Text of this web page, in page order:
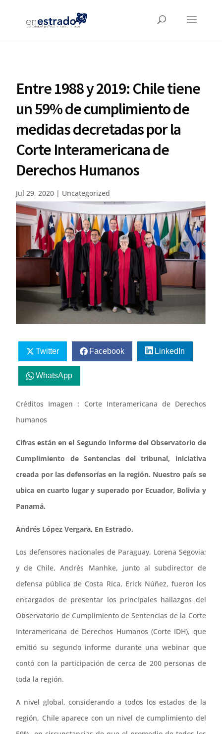
Entre 1988 y 2019: Chile tiene
un 59% de cumplimiento de
medidas decretadas por la
Corte Interamericana de
Derechos Humanos
Jul 29, 2020 | Uncategorized
Twitter Facebook LinkedIn
WhatsApp
Créditos Imagen : Corte Interamericana de Derechos
humanos
Cifras están en el Segundo Informe del Observatorio de
Cumplimiento de Sentencias del tribunal, iniciativa
creada por las defensorías en la región. Nuestro país se
ubica en cuarto lugar y superado por Ecuador, Bolivia y
Panamá.
Andrés López Vergara, En Estrado.
Los defensores nacionales de Paraguay, Lorena Segovia;
y de Chile, Andrés Manhke, junto al subdirector de
defensa pública de Costa Rica, Erick Núñez, fueron los
encargados de presentar los principales hallazgos del
Observatorio de Cumplimiento de Sentencias de la Corte
Interamericana de Derechos Humanos (Corte IDH), que
emitió su segundo informe durante una webinar que
contó con la participación de cerca de 200 personas de
toda la región.
A nivel global, considerando a todos los estados de la
región, Chile aparece con un nivel de cumplimiento del